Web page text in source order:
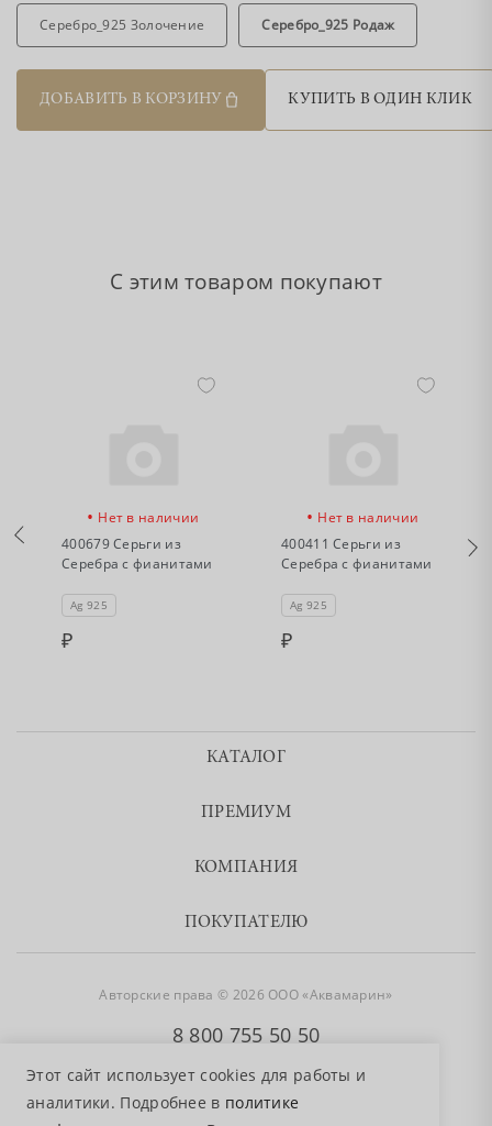
Этот сайт использует cookies для работы и
аналитики. Подробнее в политике
Серебро_925 Золочение Серебро_925 Родаж
ДОБАВИТЬ В КОРЗИНУ КУПИТЬ В ОДИН КЛИК
С этим товаром покупают
• Нет в наличии
400679 Серьги из
Серебра с фианитами
Ag 925
• Нет в наличии
400411 Серьги из
Серебра с фианитами
Ag 925
КАТАЛОГ
ПРЕМИУМ
КОМПАНИЯ
ПОКУПАТЕЛЮ
Авторские права © 2026 ООО «Аквамарин»
8 800 755 50 50